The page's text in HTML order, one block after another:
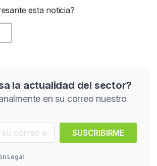
esta noticia?
la actualidad del sector?
en su correo nuestro
SUSCRIBIRME
Legal